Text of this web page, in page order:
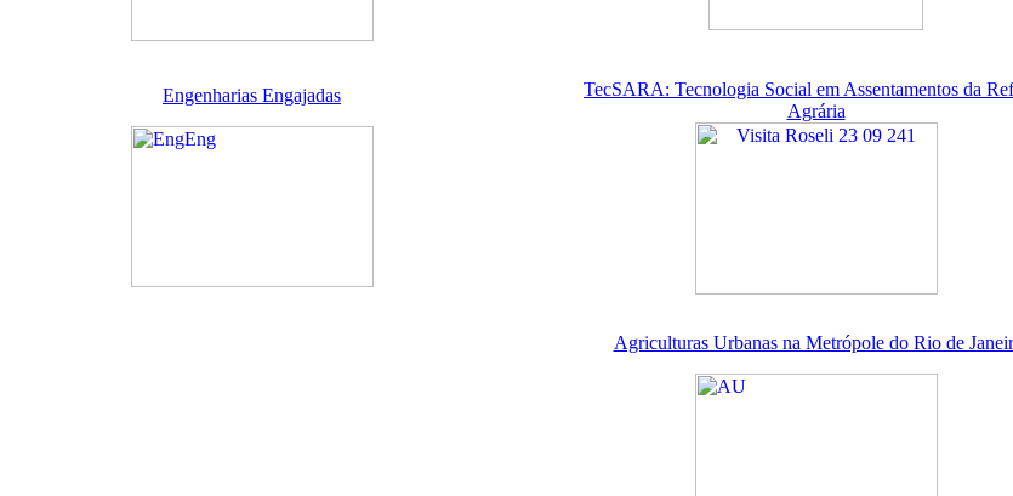
Engenharias Engajadas
TecSARA: Tecnologia Social em Assentamentos da
Agrária
Agriculturas Urbanas na Metrópole do Rio de